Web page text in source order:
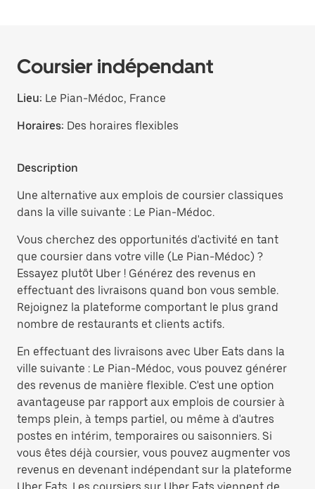
Coursier indépendant
Lieu: Le Pian-Médoc, France
Horaires: Des horaires flexibles
Description
Une alternative aux emplois de coursier classiques
dans la ville suivante : Le Pian-Médoc.
Vous cherchez des opportunités d'activité en tant
que coursier dans votre ville (Le Pian-Médoc) ?
Essayez plutôt Uber ! Générez des revenus en
effectuant des livraisons quand bon vous semble.
Rejoignez la plateforme comportant le plus grand
nombre de restaurants et clients actifs.
En effectuant des livraisons avec Uber Eats dans la
ville suivante : Le Pian-Médoc, vous pouvez générer
des revenus de manière flexible. C'est une option
avantageuse par rapport aux emplois de coursier à
temps plein, à temps partiel, ou même à d'autres
postes en intérim, temporaires ou saisonniers. Si
vous êtes déjà coursier, vous pouvez augmenter vos
revenus en devenant indépendant sur la plateforme